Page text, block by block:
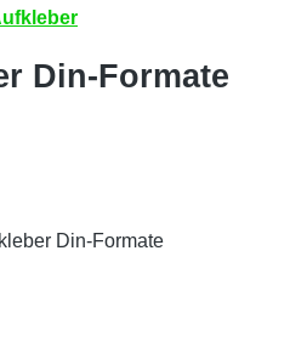
Din-Formate